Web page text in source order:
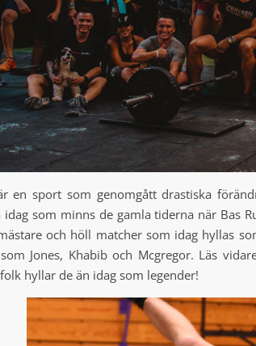
en sport som genomgått drastiska
idag som minns de gamla tiderna när Bas
och höll matcher som idag hyllas
Jones, Khabib och Mcgregor. Läs
hyllar de än idag som legender!